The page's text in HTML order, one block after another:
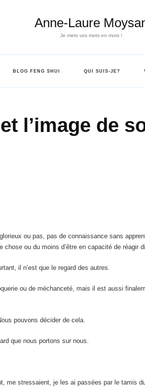
Anne-Laure
Je mets vos mots en mots !
BLOG FENG SHUI QUI SUIS-JE?
l’image de
ou pas, pas de connaissance sans
ou du moins d’être en capacité de réagir
il n’est que le regard des autres.
ou de méchanceté, mais il est aussi
pouvons décider de cela.
que nous portons sur nous.
me stressaient, je les ai passées par le tamis